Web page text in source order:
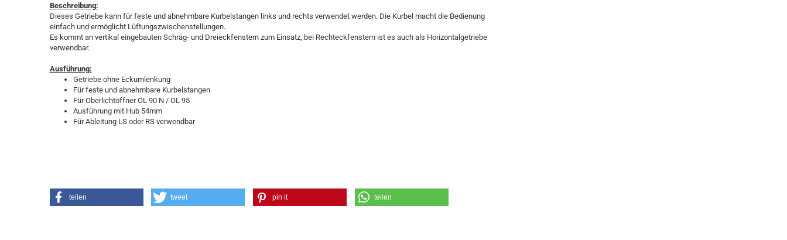
Beschreibung:
Dieses Getriebe kann für feste und abnehmbare Kurbelstangen links und rechts verwendet werden. Die Kurbel macht die Bedienung
einfach und ermöglicht Lüftungszwischenstellungen.
Es kommt an vertikal eingebauten Schräg- und Dreieckfenstern zum Einsatz, bei Rechteckfenstern ist es auch als Horizontalgetriebe
verwendbar.
Ausführung:
Getriebe ohne Eckumlenkung
Für feste und abnehmbare Kurbelstangen
Für Oberlichtöffner OL 90 N / OL 95
Ausführung mit Hub 54mm
Für Ableitung LS oder RS verwendbar
teilen tweet pin it teilen